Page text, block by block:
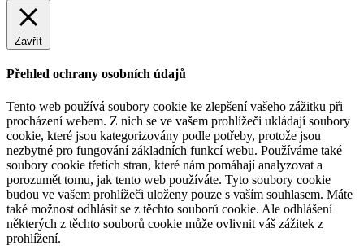
Zavřít
Přehled ochrany osobních údajů
Tento web používá soubory cookie ke zlepšení vašeho zážitku při
procházení webem. Z nich se ve vašem prohlížeči ukládají soubory
cookie, které jsou kategorizovány podle potřeby, protože jsou
nezbytné pro fungování základních funkcí webu. Používáme také
soubory cookie třetích stran, které nám pomáhají analyzovat a
porozumět tomu, jak tento web používáte. Tyto soubory cookie
budou ve vašem prohlížeči uloženy pouze s vaším souhlasem. Máte
také možnost odhlásit se z těchto souborů cookie. Ale odhlášení
některých z těchto souborů cookie může ovlivnit váš zážitek z
prohlížení.